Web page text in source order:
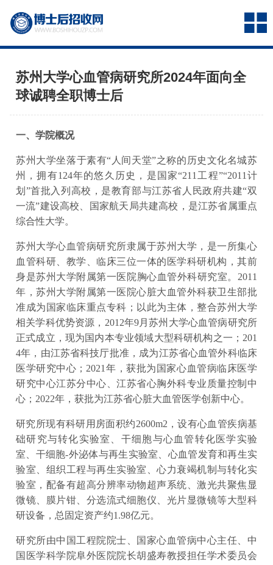
苏州大学心血管病研究所2024年面向全
球诚聘全职博士后
一、学院概况
苏州大学坐落于素有“人间天堂”之称的历史文化名城苏
州，拥有124年的悠久历史，是国家“211工程”“2011计
划”首批入列高校，是教育部与江苏省人民政府共建“双
一流”建设高校、国家航天局共建高校，是江苏省属重点
综合性大学。
苏州大学心血管病研究所隶属于苏州大学，是一所集心
血管科研、教学、临床三位一体的医学科研机构，其前
身是苏州大学附属第一医院胸心血管外科研究室。2011
年，苏州大学附属第一医院心脏大血管外科获卫生部批
准成为国家临床重点专科；以此为主体，整合苏州大学
相关学科优势资源，2012年9月苏州大学心血管病研究所
正式成立，现为国内本专业领域大型科研机构之一；201
4年，由江苏省科技厅批准，成为江苏省心血管外科临床
医学研究中心；2021年，获批为国家心血管病临床医学
研究中心江苏分中心、江苏省心胸外科专业质量控制中
心；2022年，获批为江苏省心脏大血管医学创新中心。
研究所现有科研用房面积约2600m2，设有心血管疾病基
础研究与转化实验室、干细胞与心血管转化医学实验
室、干细胞-外泌体与再生实验室、心血管发育和再生实
验室、组织工程与再生实验室、心力衰竭机制与转化实
验室，配备有超高分辨率动物超声系统、激光共聚焦显
微镜、膜片钳、分选流式细胞仪、光片显微镜等大型科
研设备，总固定资产约1.98亿元。
研究所由中国工程院院士、国家心血管病中心主任、中
国医学科学院阜外医院院长胡盛寿教授担任学术委员会